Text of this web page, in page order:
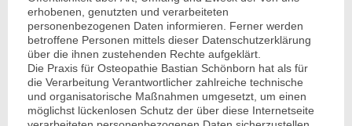
erhobenen, genutzten und verarbeiteten
personenbezogenen Daten informieren. Ferner werden
betroffene Personen mittels dieser Datenschutzerklärung
über die ihnen zustehenden Rechte aufgeklärt.
Die Praxis für Osteopathie Bastian Schönborn hat als für
die Verarbeitung Verantwortlicher zahlreiche technische
und organisatorische Maßnahmen umgesetzt, um einen
möglichst lückenlosen Schutz der über diese Internetseite